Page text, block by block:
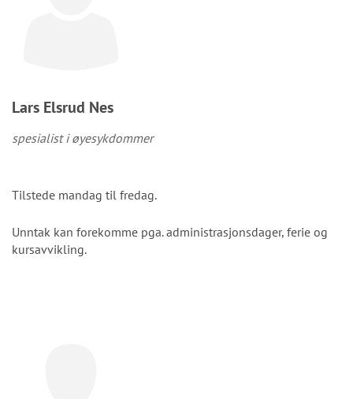
Lars Elsrud Nes
spesialist i øyesykdommer
Tilstede mandag til fredag.
Unntak kan forekomme pga. administrasjonsdager, ferie og
kursavvikling.